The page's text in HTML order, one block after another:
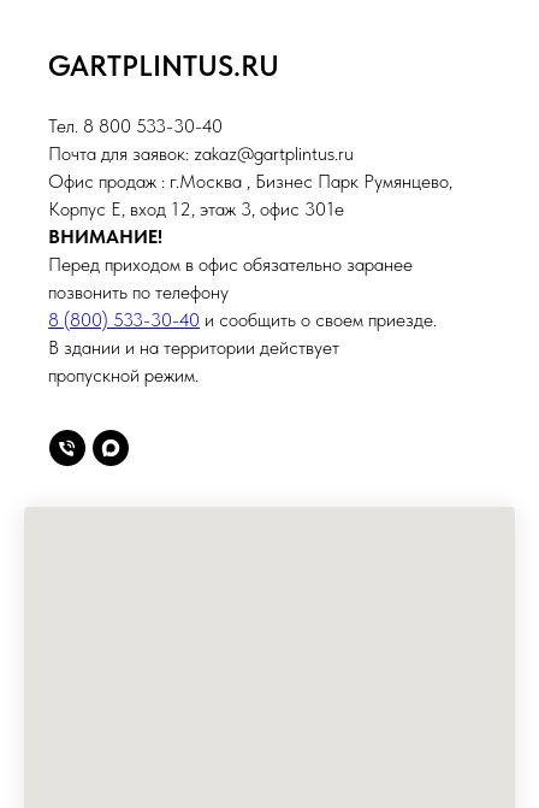
GARTPLINTUS.RU
Тел. 8 800 533-30-40
Почта для заявок: zakaz@gartplintus.ru
Офис продаж : г.Москва , Бизнес Парк Румянцево,
Корпус Е, вход 12, этаж 3, офис 301е
ВНИМАНИЕ!
Перед приходом в офис обязательно заранее
позвонить по телефону
8 (800) 533-30-40 и сообщить о своем приезде.
В здании и на территории действует
пропускной режим.